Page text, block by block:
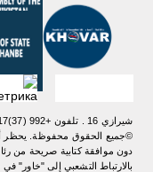
شيرازي 16 . تلفون +992 (37)2385217, +992 (37) 2232383فاكس.
©جميع الحقوق محفوظة. يحظر
دون موافقة كتابية صريحة من
بالارتباط التشعبي إلى "خاور" في